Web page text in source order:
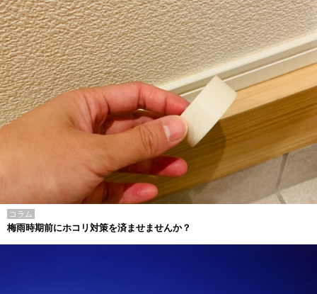
コラム
梅雨時期前にホコリ対策を済ませませんか？